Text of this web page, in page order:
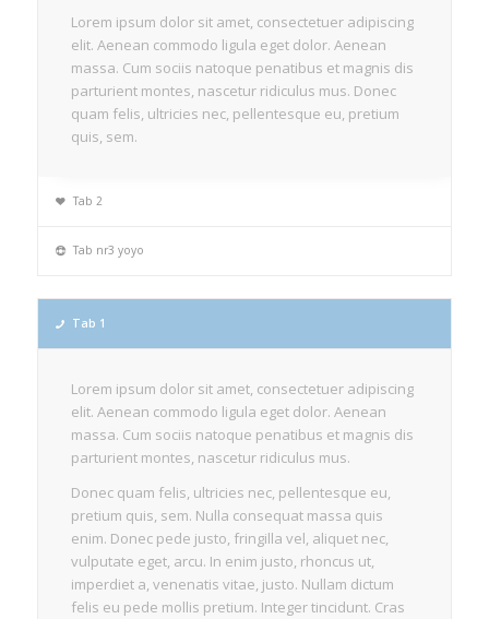
Lorem ipsum dolor sit amet, consectetuer adipiscing
elit. Aenean commodo ligula eget dolor. Aenean
massa. Cum sociis natoque penatibus et magnis dis
parturient montes, nascetur ridiculus mus. Donec
quam felis, ultricies nec, pellentesque eu, pretium
quis, sem.
Tab 2
Tab nr3 yoyo
Tab 1
Lorem ipsum dolor sit amet, consectetuer adipiscing
elit. Aenean commodo ligula eget dolor. Aenean
massa. Cum sociis natoque penatibus et magnis dis
parturient montes, nascetur ridiculus mus.
Donec quam felis, ultricies nec, pellentesque eu,
pretium quis, sem. Nulla consequat massa quis
enim. Donec pede justo, fringilla vel, aliquet nec,
vulputate eget, arcu. In enim justo, rhoncus ut,
imperdiet a, venenatis vitae, justo. Nullam dictum
felis eu pede mollis pretium. Integer tincidunt. Cras